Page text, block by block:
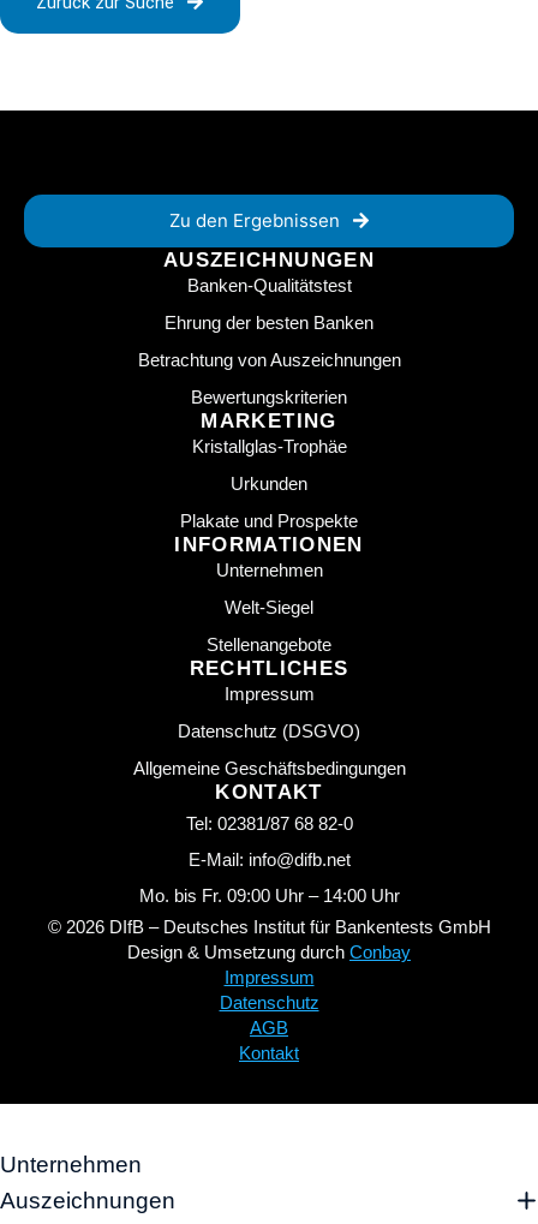
Zu den Ergebnissen
AUSZEICHNUNGEN
Banken-Qualitätstest
Ehrung der besten Banken
Betrachtung von Auszeichnungen
Bewertungskriterien
MARKETING
Kristallglas-Trophäe
Urkunden
Plakate und Prospekte
INFORMATIONEN
Unternehmen
Welt-Siegel
Stellenangebote
RECHTLICHES
Impressum
Datenschutz (DSGVO)
Allgemeine Geschäftsbedingungen
KONTAKT
Tel: 02381/87 68 82-0
E-Mail: info@difb.net
Mo. bis Fr. 09:00 Uhr – 14:00 Uhr
© 2026 DIfB – Deutsches Institut für Bankentests GmbH
Design & Umsetzung durch Conbay
Impressum
Datenschutz
AGB
Kontakt
Unternehmen
Auszeichnungen